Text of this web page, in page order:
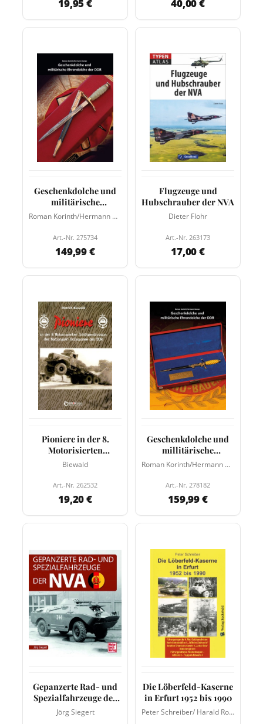
19,95 € 40,00 €
Geschenkdolche und
militärische
Ehrendolche der DDRRoman Korinth/Hermann Hampe
Art.-Nr. 275734
149,99 €
Flugzeuge und
Hubschrauber der NVA
Dieter Flohr
Art.-Nr. 263173
17,00 €
Pioniere in der 8.
Motorisierten
Schützendivision der
Biewald
Art.-Nr. 262532
19,20 €
Geschenkdolche und
millitärische
Ehrendolche der DDRRoman Korinth/Hermann Hampe
Art.-Nr. 278182
159,99 €
Gepanzerte Rad- und
Spezialfahrzeuge der
NVA
Jörg Siegert
Die Löberfeld-Kaserne
in Erfurt 1952 bis 1990
Peter Schreiber/ Harald Rockstuhl